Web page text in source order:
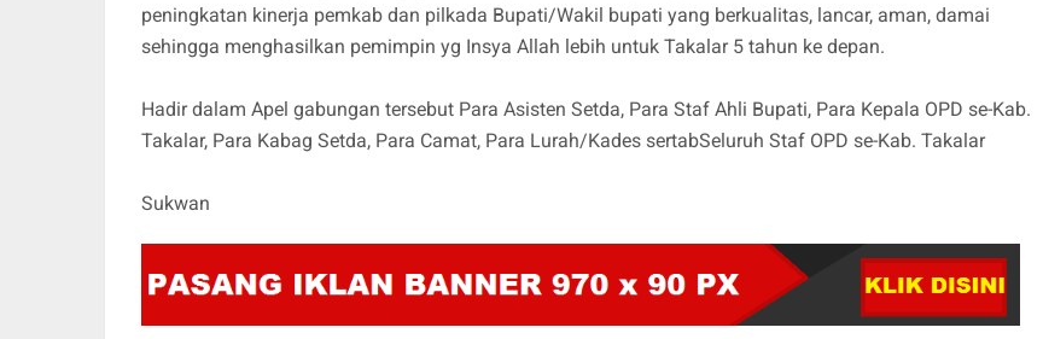
peningkatan kinerja pemkab dan pilkada Bupati/Wakil bupati yang berkualitas, lancar, aman, damai
sehingga menghasilkan pemimpin yg Insya Allah lebih untuk Takalar 5 tahun ke depan.
Hadir dalam Apel gabungan tersebut Para Asisten Setda, Para Staf Ahli Bupati, Para Kepala OPD se-Kab.
Takalar, Para Kabag Setda, Para Camat, Para Lurah/Kades sertabSeluruh Staf OPD se-Kab. Takalar
Sukwan